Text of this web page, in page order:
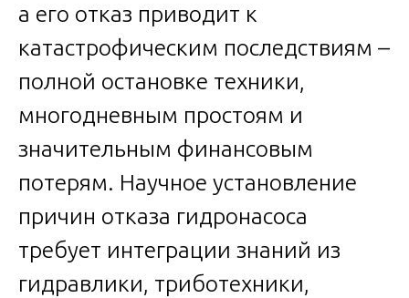
а его отказ приводит к
катастрофическим последствиям –
полной остановке техники,
многодневным простоям и
значительным финансовым
потерям. Научное установление
причин отказа гидронасоса
требует интеграции знаний из
гидравлики, триботехники,